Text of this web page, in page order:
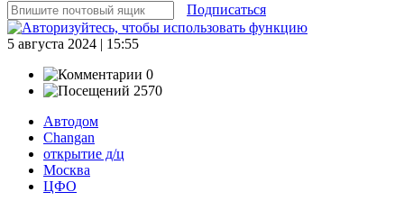
Подписаться
5 августа 2024 | 15:55
0
2570
Автодом
Changan
открытие д/ц
Москва
ЦФО